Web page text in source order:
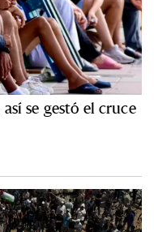
se gestó el cruce